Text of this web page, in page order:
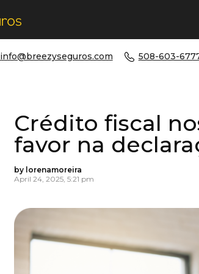
info@breezyseguros.com 508-603-
Crédito fiscal
favor na
by lorenamoreira
April 24, 2025, 5:21 pm